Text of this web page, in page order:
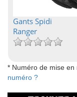
Gants Spidi
Ranger
* Numéro de mise
numéro ?